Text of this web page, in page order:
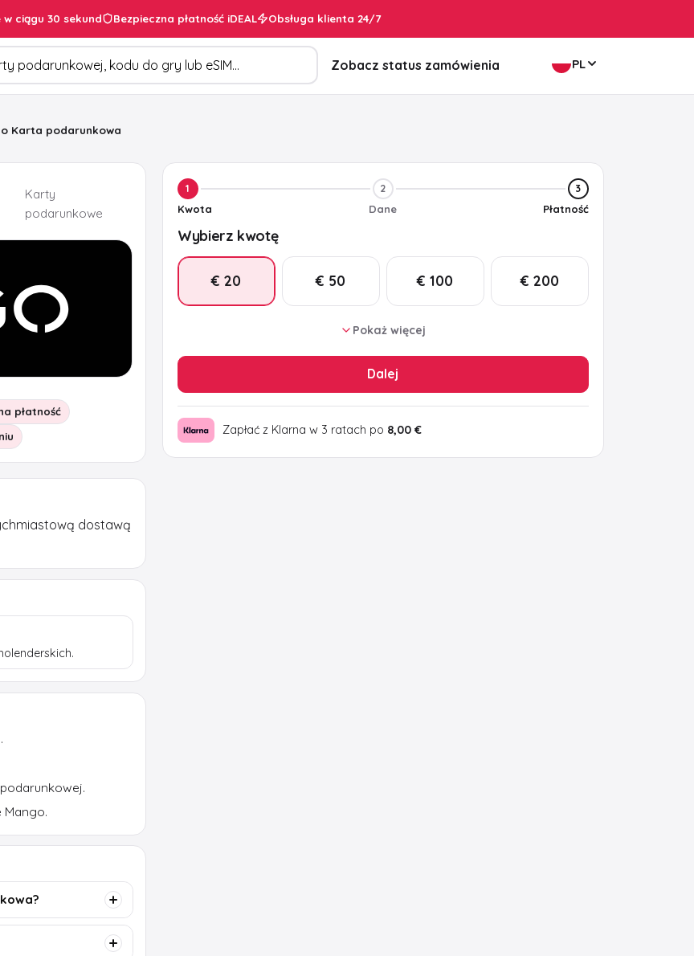
ciągu 30 sekund Bezpieczna płatność iDEAL Obsługa klienta 24/7
Zobacz status zamówienia PL
Karta podarunkowa
Karty
podarunkowe
płatność
1
Kwota
2
Dane
3
Płatność
Wybierz kwotę
€ 20 € 50 € 100 € 200
Pokaż więcej
Dalej
Zapłać z Klarna w 3 ratach po 8,00 €
dostawą
Mango.